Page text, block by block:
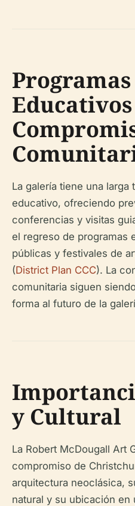
Programas
La galería tiene una
educativo, ofreciendo
conferencias y visitas
el regreso de programas
públicas y festivales de
(District Plan CCC). La
comunitaria siguen
forma al futuro de la
y Cultural
La Robert McDougall Art
compromiso de
arquitectura neoclásica,
natural y su ubicación